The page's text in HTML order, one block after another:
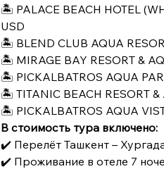
🏝 PALACE BEACH HOTEL
USD
🏝 BLEND CLUB AQUA
🏝 MIRAGE BAY RESORT &
🏝 PICKALBATROS AQUA
🏝 TITANIC BEACH RESORT &
🏝 PICKALBATROS AQUA
В стоимость тура включено:
✔️ Перелёт Ташкент –
✔️ Проживание в отеле 7